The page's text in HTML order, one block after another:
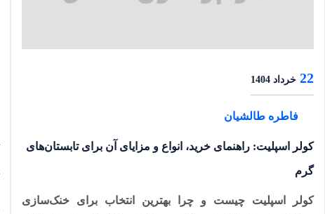
22 خرداد 1404
فاطره طالشیان
کولر اسپلیت: راهنمای خرید، انواع و مزایای آن برای تابستان‌های
گرم
کولر اسپلیت چیست و چرا بهترین انتخاب برای خنک‌سازی